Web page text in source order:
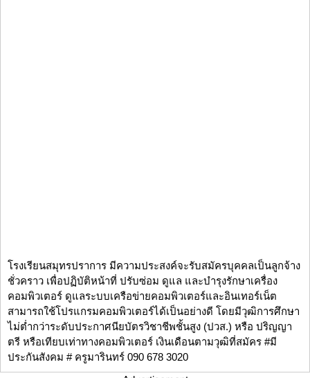
โรงเรียนสมุทรปราการ มีความประสงค์จะรับสมัครบุคคลเป็นลูกจ้าง
ชั่วคราว เพื่อปฏิบัติหน้าที่ ปรับซ่อม ดูแล และบำรุงรักษาเครื่อง
คอมพิวเตอร์ ดูแลระบบเครือข่ายคอมพิวเตอร์และอินเทอร์เน็ต
สามารถใช้โปรแกรมคอมพิวเตอร์ได้เป็นอย่างดี โดยมีวุฒิการศึกษา
ไม่ต่ำกว่าระดับประกาศนียบัตรวิชาชีพชั้นสูง (ปวส.) หรือ ปริญญา
ตรี หรือเทียบเท่าทางคอมพิวเตอร์ เงินเดือนตามวุฒิที่สมัคร #มี
ประกันสังคม # ครูมารินทร์ 090 678 3020